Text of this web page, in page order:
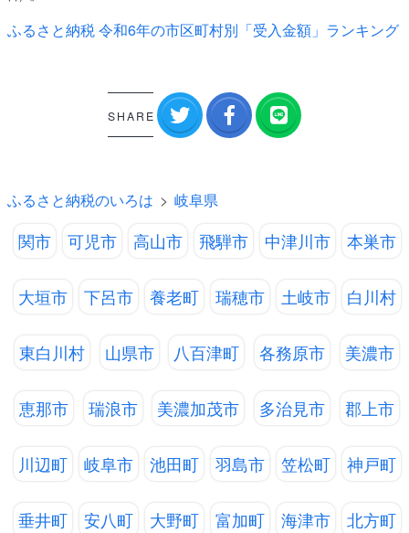
ふるさと納税 令和6年の市区町村別「受入金額」ランキング
SHARE
ふるさと納税のいろは 岐阜県
関市 可児市 高山市 飛騨市 中津川市 本巣市
大垣市 下呂市 養老町 瑞穂市 土岐市 白川村
東白川村 山県市 八百津町 各務原市 美濃市
恵那市 瑞浪市 美濃加茂市 多治見市 郡上市
川辺町 岐阜市 池田町 羽島市 笠松町 神戸町
垂井町 安八町 大野町 富加町 海津市 北方町